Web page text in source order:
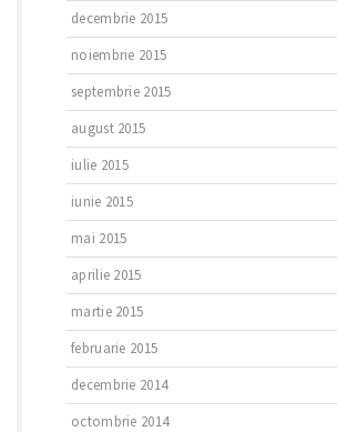
decembrie 2015
noiembrie 2015
septembrie 2015
august 2015
iulie 2015
iunie 2015
mai 2015
aprilie 2015
martie 2015
februarie 2015
decembrie 2014
octombrie 2014